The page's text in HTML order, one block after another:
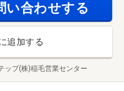
い合わせする
追加する
ップ(株)稲毛営業センター